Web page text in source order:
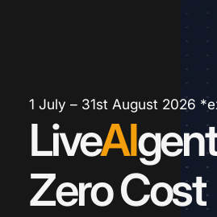
1 July – 31st August 2026
LiveAI
Zero Cost